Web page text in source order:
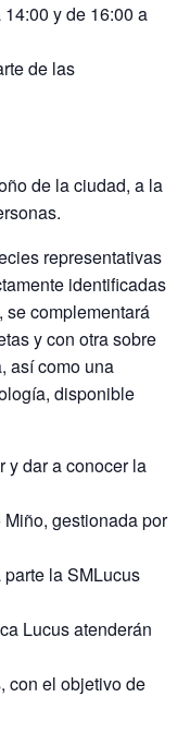
y de 16:00 a
de las
de la ciudad, a la
representativas
identificadas
complementará
y con otra sobre
así como una
disponible
y dar a conocer la
gestionada por
la SMLucus
Lucus atenderán
con el objetivo de